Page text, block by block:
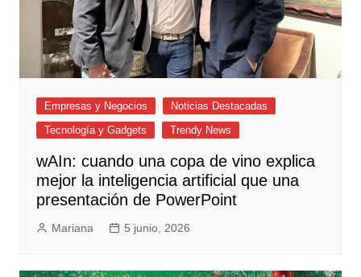
Empresas y Negocios
Noticias Destacadas
Tecnología y Gadgets
Trendy News
wAIn: cuando una copa de vino explica
mejor la inteligencia artificial que una
presentación de PowerPoint
Mariana 5 junio, 2026